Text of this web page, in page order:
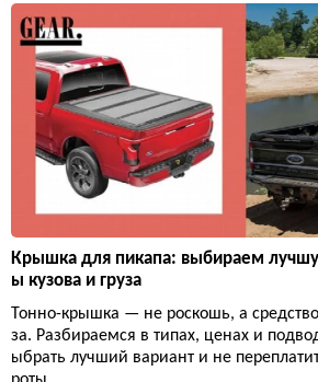
Крышка для пикапа: выбираем
ы кузова и груза
Тонно-крышка — не роскошь, а
за. Разбираемся в типах, ценах и
ыбрать лучший вариант и не